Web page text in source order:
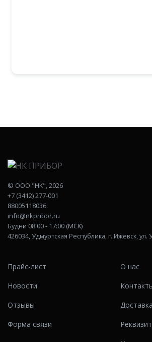
© ООО "НК", 2026
+7 (3412) 277-001
88005118036
info@nkpribor.ru
Будни 08:00 - 17:00 (МСК)
426034, Удмуртская Республика, г. Ижевск, ул.
Прайс-лист
Новости
Отзывы
Форма связи
О нас